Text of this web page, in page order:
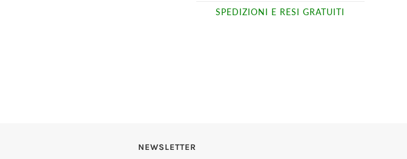
SPEDIZIONI E RESI GRATUITI
NEWSLETTER